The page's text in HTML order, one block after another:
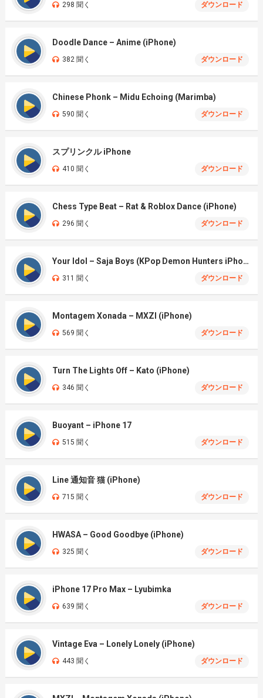
298 聞く ダウンロード
Doodle Dance – Anime (iPhone)
382 聞く ダウンロード
Chinese Phonk – Midu Echoing (Marimba)
590 聞く ダウンロード
スプリンクル iPhone
410 聞く ダウンロード
Chess Type Beat – Rat & Roblox Dance (iPhone)
296 聞く ダウンロード
Your Idol – Saja Boys (KPop Demon Hunters iPhone)
311 聞く ダウンロード
Montagem Xonada – MXZI (iPhone)
569 聞く ダウンロード
Turn The Lights Off – Kato (iPhone)
346 聞く ダウンロード
Buoyant – iPhone 17
515 聞く ダウンロード
Line 通知音 猫 (iPhone)
715 聞く ダウンロード
HWASA – Good Goodbye (iPhone)
325 聞く ダウンロード
iPhone 17 Pro Max – Lyubimka
639 聞く ダウンロード
Vintage Eva – Lonely Lonely (iPhone)
443 聞く ダウンロード